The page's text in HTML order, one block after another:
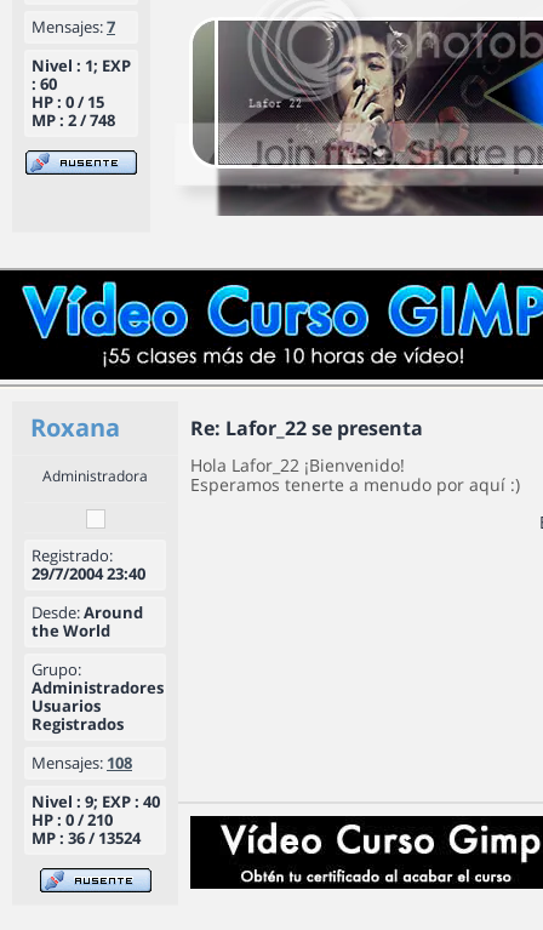
Mensajes:7
Nivel : 1; EXP
: 60
HP : 0 / 15
MP : 2 / 748
Roxana Re: Lafor_22 se presenta
Administradora
Registrado:
29/7/2004 23:40
Desde:Around
the World
Grupo:
Administradores
Usuarios
Registrados
Mensajes: 108
Nivel : 9; EXP : 40
HP : 0 / 210
MP : 36 / 13524
Hola Lafor_22 ¡Bienvenido!
Esperamos tenerte a menudo por aquí :)